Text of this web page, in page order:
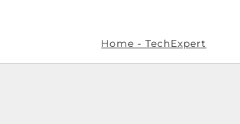
Home - TechExpert